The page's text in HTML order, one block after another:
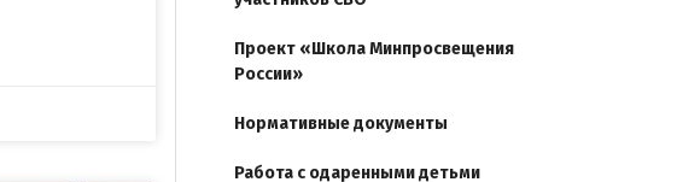
Проект «Школа Минпросвещения
России»
Нормативные документы
Работа с одаренными детьми